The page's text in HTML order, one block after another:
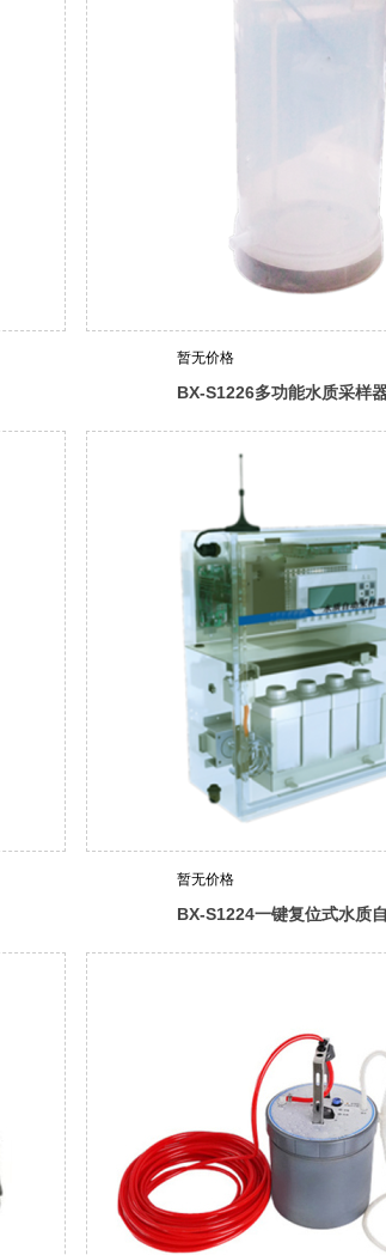
暂无价格
BX-S1226多功能水质采样
暂无价格
BX-S1224一键复位式水质